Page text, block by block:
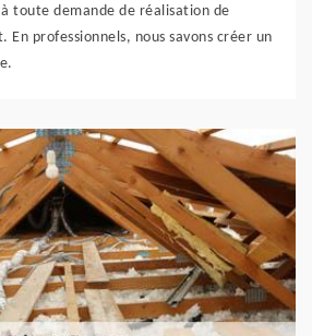
toute demande de réalisation de
En professionnels, nous savons créer un